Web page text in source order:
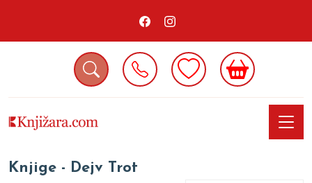
Knjige - Dejv Trot